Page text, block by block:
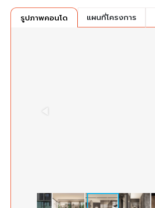
รูปภาพคอนโด แผนที่โครงการ